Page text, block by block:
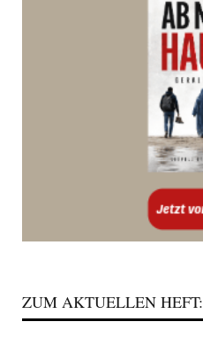
ZUM AKTUELLEN HEFT: